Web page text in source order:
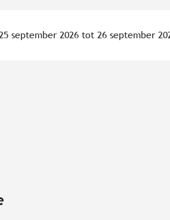
september 2026 tot 26 september